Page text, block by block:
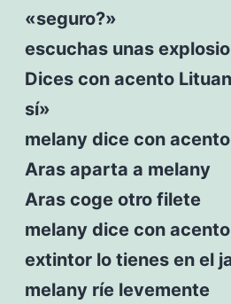
«seguro?»
escuchas unas
Dices con acento
sí»
melany dice con
Aras aparta a melany
Aras coge otro filete
melany dice con
extintor lo tienes en el
melany ríe levemente